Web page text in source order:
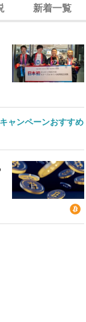
新着一覧
ャンペーンおすすめ